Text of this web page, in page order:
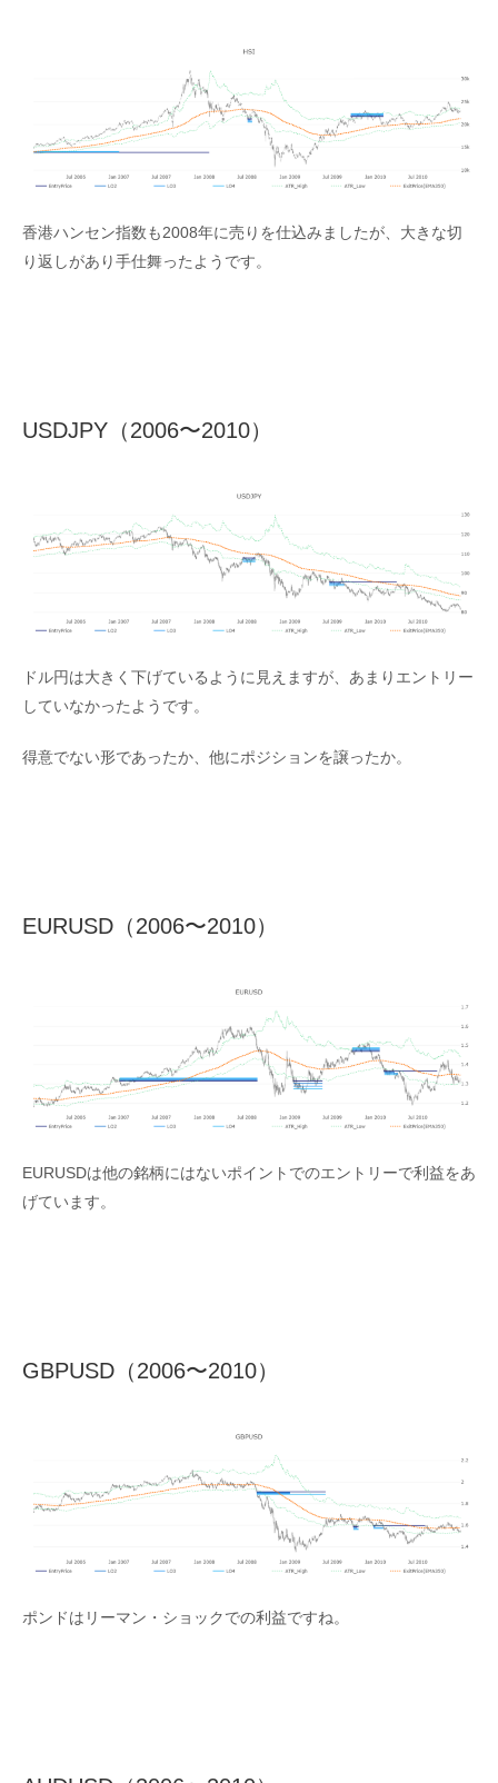
香港ハンセン指数も2008年に売りを仕込みましたが、大きな切
り返しがあり手仕舞ったようです。
USDJPY（2006〜2010）
ドル円は大きく下げているように見えますが、あまりエントリー
していなかったようです。
得意でない形であったか、他にポジションを譲ったか。
EURUSD（2006〜2010）
EURUSDは他の銘柄にはないポイントでのエントリーで利益をあ
げています。
GBPUSD（2006〜2010）
ポンドはリーマン・ショックでの利益ですね。